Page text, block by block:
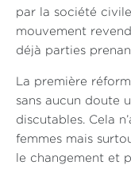
par la société
mouvement
déjà parties
La première
sans aucun doute
discutables. Cela
femmes mais
le changement et